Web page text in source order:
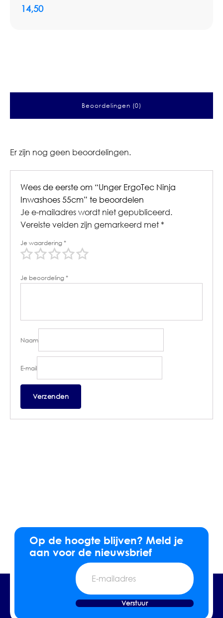
14,50
Beoordelingen (0)
Er zijn nog geen beoordelingen.
Wees de eerste om “Unger ErgoTec Ninja
Inwashoes 55cm” te beoordelen
Je e-mailadres wordt niet gepubliceerd.
Vereiste velden zijn gemarkeerd met *
Je waardering*
Je beoordeling*
Naam
E-mail
Op de hoogte blijven? Meld je
aan voor de nieuwsbrief
E-
mailadres
Verstuur